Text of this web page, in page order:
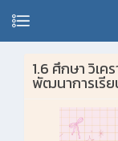
1.6 ศึกษา วิเค
พัฒนาการเรี